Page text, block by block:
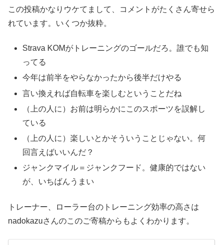
この投稿かなりウケてまして、コメントがたくさん寄せら
れています。いくつか抜粋。
Strava KOMがトレーニングのゴールだろ。誰でも知
ってる
今年は前半をやらなかったから後半だけやる
言い換えれば自転車を楽しむということだね
（上の人に）お前は明らかにこのスポーツを誤解し
ている
（上の人に）楽しいとかそういうことじゃない。何
回言えばいいんだ？
ジャンクマイル＝ジャンクフード。健康的ではない
が、いちばんうまい
トレーナー、ローラー台のトレーニング効率の高さは
nadokazuさんのこのご寄稿からもよくわかります。